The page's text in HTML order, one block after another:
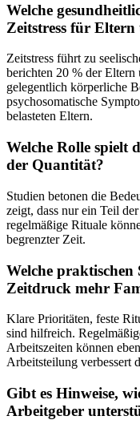
Welche
Zeitstress für
Zeitstress führt zu
berichten 20 % der Eltern
gelegentlich körperliche
psychosomatische
belasteten Eltern.
Welche Rolle spielt
der Quantität?
Studien betonen die
zeigt, dass nur ein Teil
regelmäßige Rituale
begrenzter Zeit.
Welche praktischen
Zeitdruck mehr
Klare Prioritäten, feste
sind hilfreich.
Arbeitszeiten können
Arbeitsteilung verbessert
Gibt es Hinweise,
Arbeitgeber